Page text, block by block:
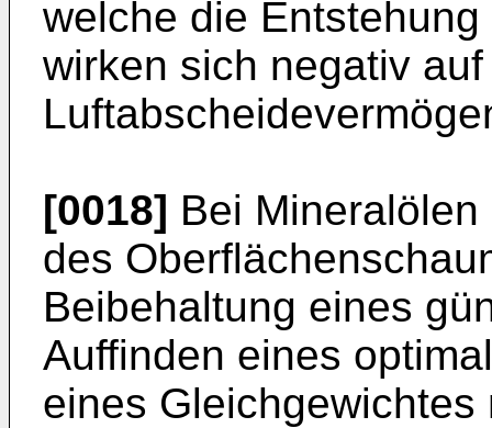
welche die
wirken sich negativ
[0018] Bei
des
Beibehaltung eines
Auffinden eines
eines Gleichgewichtes